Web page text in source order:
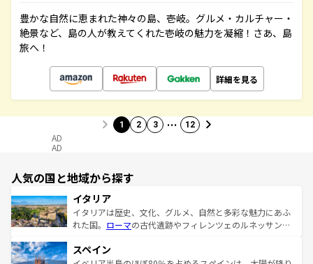
豊かな自然に恵まれた神々の島、壱岐。グルメ・カルチャー・
絶景など、島の人が教えてくれた壱岐の魅力を凝縮！さあ、島
旅へ！
詳細を見る
1 2 3 … 12
AD
AD
人気の国と地域から探す
イタリア
イタリアは歴史、文化、グルメ、自然と多彩な魅力にあふ
れた国。 ローマの古代遺跡やフィレンツェのルネッサンス
ろん、トスカーナの美しい田園風景やアマルフィ海岸の絶
スペイン